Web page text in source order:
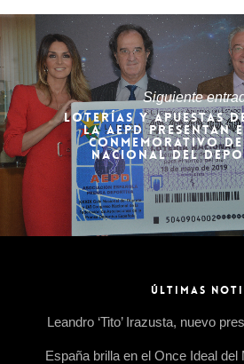
Siguiente
LOTERÍAS Y APUESTAS
LA AEPD PRESENTAN
CONMEMORATIVO
NACIONAL DEL
ÚLTIMAS
Leandro ‘Tito’ Irazusta, nuevo
España brilla en el Once Ideal del